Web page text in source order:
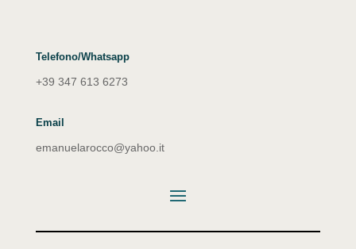
Telefono/Whatsapp
+39 347 613 6273
Email
emanuelarocco@yahoo.it